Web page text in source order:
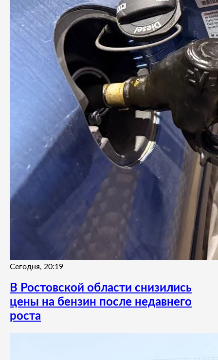
Сегодня, 20:19
В Ростовской области снизились
цены на бензин после недавнего
роста